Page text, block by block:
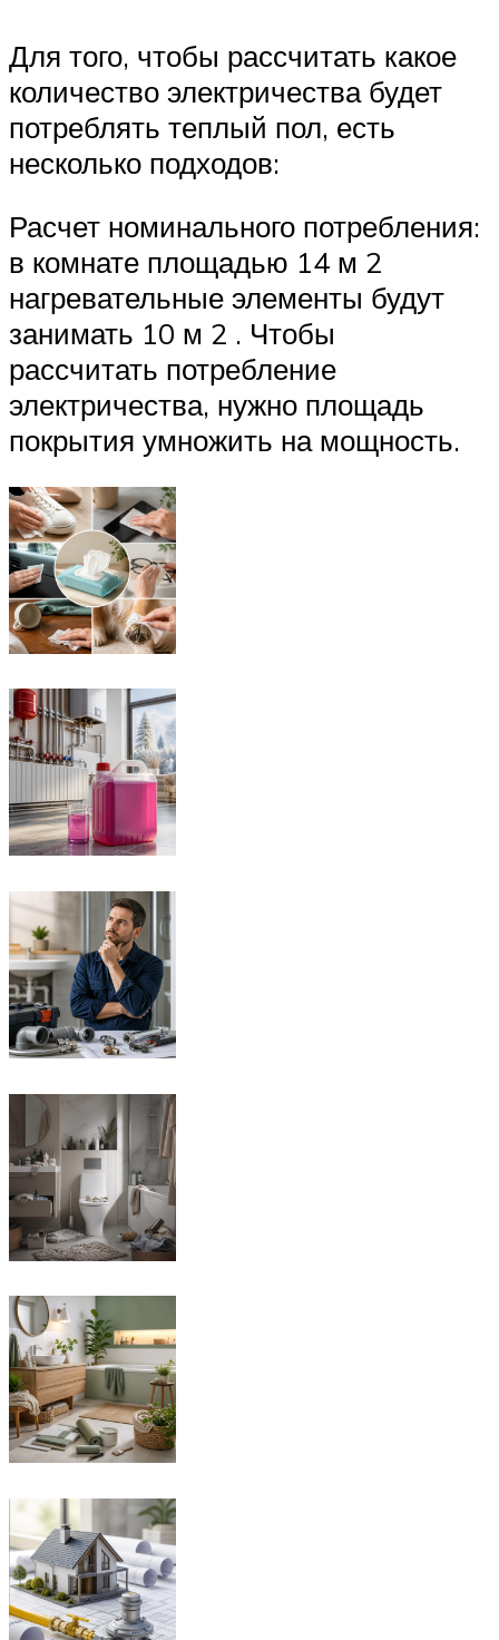
Для того, чтобы рассчитать какое
количество электричества будет
потреблять теплый пол, есть
несколько подходов:
Расчет номинального потребления:
в комнате площадью 14 м 2
нагревательные элементы будут
занимать 10 м 2 . Чтобы
рассчитать потребление
электричества, нужно площадь
покрытия умножить на мощность.